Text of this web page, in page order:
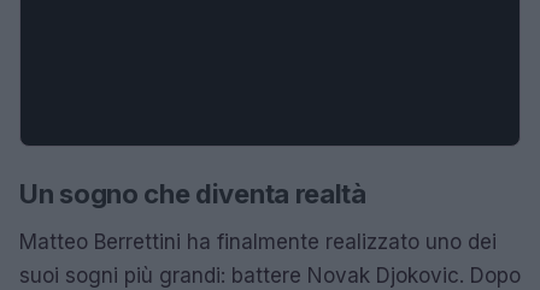
Un sogno che diventa realtà
Matteo Berrettini ha finalmente realizzato uno dei
suoi sogni più grandi: battere Novak Djokovic. Dopo